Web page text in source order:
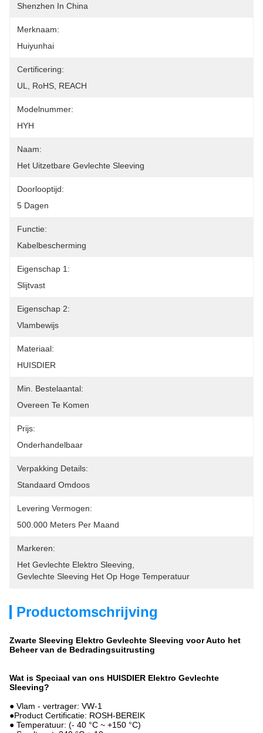
Shenzhen In China
Merknaam:
Huiyunhai
Certificering:
UL, RoHS, REACH
Modelnummer:
HYH
Naam:
Het Uitzetbare Gevlechte Sleeving
Doorlooptijd:
5 Dagen
Functie:
Kabelbescherming
Eigenschap 1:
Slijtvast
Eigenschap 2:
Vlambewijs
Materiaal:
HUISDIER
Min. Bestelaantal:
Overeen Te Komen
Prijs:
Onderhandelbaar
Verpakking Details:
Standaard Omdoos
Levering Vermogen:
500.000 Meters Per Maand
Markeren:
Het Gevlechte Elektro Sleeving
Gevlechte Sleeving Het Op Hoge Temperatuur
Productomschrijving
Zwarte Sleeving Elektro Gevlechte Sleeving voor Auto het
Beheer van de Bedradingsuitrusting
Wat is Speciaal van ons HUISDIER Elektro Gevlechte
Sleeving?
● Vlam - vertrager: VW-1
●Product Certificatie: ROSH-BEREIK
● Temperatuur: (- 40 °C ~ +150 °C)